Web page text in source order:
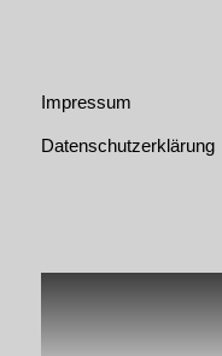
Impressum
Datenschutzerklärung